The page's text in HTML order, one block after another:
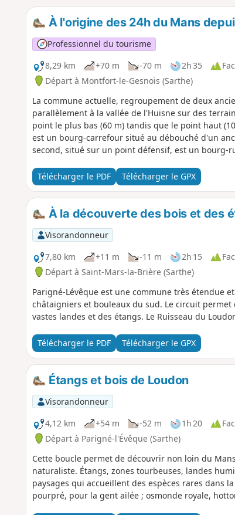
À l'origine des 24h du Mans
Professionnel du tourisme
8,29 km
+70 m -70 m 2h 35
Départ à Montfort-le-Gesnois (Sarthe)
La commune actuelle, regroupement de deux
parallèlement à la vallée de l'Huisne sur des
point le plus bas (60 m) tandis que le point haut
est un bourg-carrefour situé au débouché d'un
second, situé sur un point défensif, est un bourg-
fait passer par le point de départ du premier
de France (ACF) en 1906, ancêtre des 24h du Mans.
Télécharger le PDF Télécharger le GPX
À la découverte des bois et des
Visorandonneur
7,80 km
+11 m -11 m 2h 15
Départ à Saint-Mars-la-Brière (Sarthe)
Parigné-Lévêque est une commune très étendue
châtaigniers et bouleaux du sud. Le circuit
vastes landes et des étangs. Le Ruisseau du
Télécharger le PDF Télécharger le GPX
Étangs et bois de Loudon
Visorandonneur
4,12 km
+54 m -52 m 1h 20
Départ à Parigné-l'Évêque (Sarthe)
Cette boucle permet de découvrir non loin du
naturaliste. Étangs, zones tourbeuses, landes
paysages qui accueillent des espèces rares dans
pourpré, pour la gent ailée ; osmonde royale,